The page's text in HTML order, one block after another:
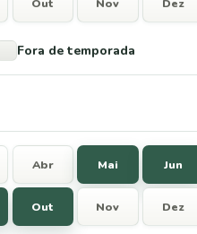
Out Nov Dez
Fora de temporada
Abr Mai Jun
Out Nov Dez